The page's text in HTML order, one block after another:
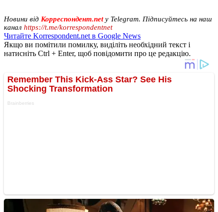
Новини від Корреспондент.netу Telegram. Підписуйтесь на наш
канал https://t.me/korrespondentnet
Читайте Korrespondent.net в Google News
Якщо ви помітили помилку, виділіть необхідний текст і
натисніть Ctrl + Enter, щоб повідомити про це редакцію.